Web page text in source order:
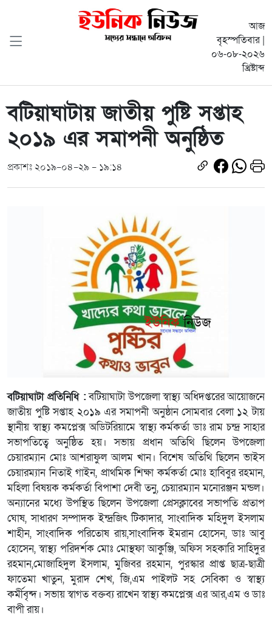
আজ
বৃহস্পতিবার |
০৬-০৮-২০২৬
খ্রিষ্টাব্দ
বটিয়াঘাটায় জাতীয় পুষ্টি সপ্তাহ
২০১৯ এর সমাপনী অনুষ্ঠিত
প্রকাশঃ ২০১৯-০৪-২৯ - ১৯:১৪
বটিয়াঘাটা প্রতিনিধি :বটিয়াঘাটা উপজেলা স্বাস্থ্য অধিদপ্তরের আয়োজনে
জাতীয় পুষ্টি সপ্তাহ ২০১৯ এর সমাপনী অনুষ্ঠান সোমবার বেলা ১২ টায়
স্থানীয় স্বাস্থ্য কমপ্লেক্স অডিটরিয়ামে স্বাস্থ্য কর্মকর্তা ডাঃ রাম চন্দ্র সাহার
সভাপতিত্বে অনুষ্ঠিত হয়। সভায় প্রধান অতিথি ছিলেন উপজেলা
চেয়ারম্যান মোঃ আশরাফুল আলম খান। বিশেষ অতিথি ছিলেন ভাইস
চেয়ারম্যান নিতাই গাইন, প্রাথমিক শিক্ষা কর্মকর্তা মোঃ হাবিবুর রহমান,
মহিলা বিষয়ক কর্মকর্তা বিপাশা দেবী তনু, চেয়ারম্যান মনোরঞ্জন মন্ডল।
অন্যানের মধ্যে উপস্থিত ছিলেন উপজেলা প্রেসক্লাবের সভাপতি প্রতাপ
ঘোষ, সাধারণ সম্পাদক ইন্দ্রজিৎ টিকাদার, সাংবাদিক মহিদুল ইসলাম
শাহীন, সাংবাদিক পরিতোষ রায়,সাংবাদিক ইমরান হোসেন, ডাঃ আবু
হোসেন, স্বাস্থ্য পরিদর্শক মোঃ মোস্থফা আকুঞ্জি, অফিস সহকারি সাহিদুর
রহমান,মোজাহিদুল ইসলাম, মুজিবর রহমান, পুরস্কার প্রাপ্ত ছাত্র-ছাত্রী
ফাতেমা খাতুন, মুরাদ শেখ, জি,এম পাইলট সহ সেবিকা ও স্বাস্থ্য
কর্মীবৃন্দ। সভায় স্বাগত বক্তব্য রাখেন স্বাস্থ্য কমপ্লেক্স এর আর,এম ও ডাঃ
বাপী রায়।